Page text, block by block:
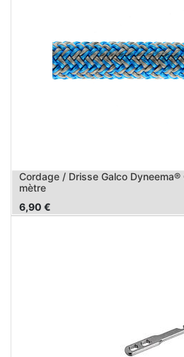
Cordage / Drisse Galco Dyneema®
mètre
6,90 €